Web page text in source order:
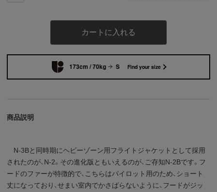
カートに入れる
173cm / 70kg S Find your size
商品説明
N-3Bと同時期にヘビーゾーン用フライトジャケットとして採用
されたのが、N-2。その進化版ともいえるのが、ご存知N-2Bです。フ
ードのファーが特徴的で、こちらはパイロット用のため、ショート
丈になっており、せまい室内でかさばらないように、フードがジッ